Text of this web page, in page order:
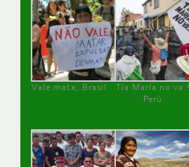
Vale mata, Brasil
Tía María no va !
Perú